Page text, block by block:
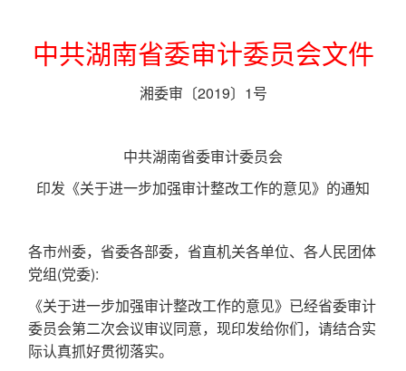
中共湖南省委审计委员会文件
湘委审〔2019〕1号
中共湖南省委审计委员会
印发《关于进一步加强审计整改工作的意见》的通知
各市州委，省委各部委，省直机关各单位、各人民团体
党组(党委):
《关于进一步加强审计整改工作的意见》已经省委审计
委员会第二次会议审议同意，现印发给你们，请结合实
际认真抓好贯彻落实。